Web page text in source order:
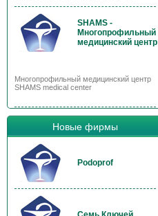
SHAMS -
Многопрофильный
медицинский центр
Многопрофильный медицинский центр
SHAMS medical center
Новые фирмы
Podoprof